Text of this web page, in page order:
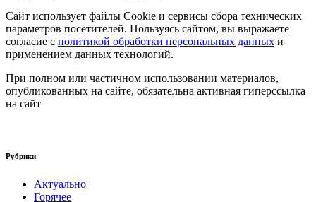
Сайт использует файлы Cookie и сервисы сбора технических
параметров посетителей. Пользуясь сайтом, вы выражаете
согласие с политикой обработки персональных данных и
применением данных технологий.
При полном или частичном использовании материалов,
опубликованных на сайте, обязательна активная гиперссылка
на сайт
Рубрики
Актуально
Горячее